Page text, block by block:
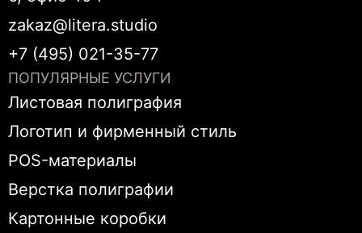
zakaz@litera.studio
+7 (495) 021-35-77
ПОПУЛЯРНЫЕ УСЛУГИ
Листовая полиграфия
Логотип и фирменный стиль
POS-материалы
Верстка полиграфии
Картонные коробки